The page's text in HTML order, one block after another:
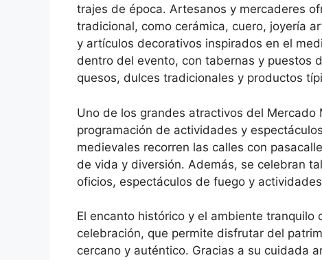
trajes de época. Artesanos y mercaderes
tradicional, como cerámica, cuero, joyería
y artículos decorativos inspirados en el
dentro del evento, con tabernas y puestos
quesos, dulces tradicionales y productos
Uno de los grandes atractivos del
programación de actividades y
medievales recorren las calles con
de vida y diversión. Además, se celebran
oficios, espectáculos de fuego y
El encanto histórico y el ambiente
celebración, que permite disfrutar del
cercano y auténtico. Gracias a su cuidada